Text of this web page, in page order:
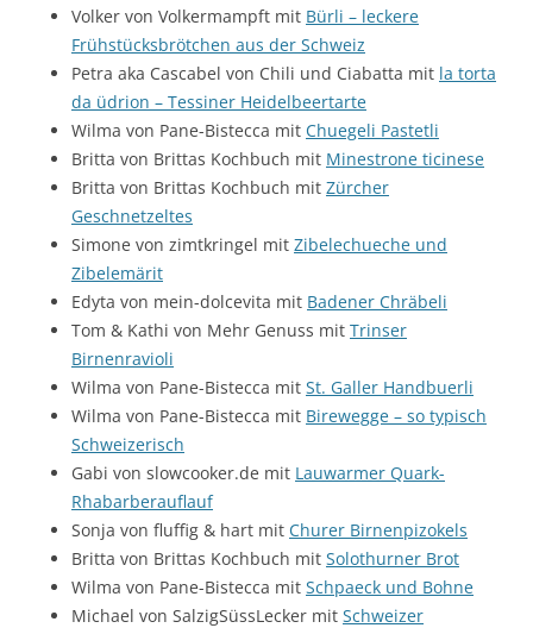
Volker von Volkermampft mit Bürli – leckere
Frühstücksbrötchen aus der Schweiz
Petra aka Cascabel von Chili und Ciabatta mit la torta
da üdrion – Tessiner Heidelbeertarte
Wilma von Pane-Bistecca mit Chuegeli Pastetli
Britta von Brittas Kochbuch mit Minestrone ticinese
Britta von Brittas Kochbuch mit Zürcher
Geschnetzeltes
Simone von zimtkringel mit Zibelechueche und
Zibelemärit
Edyta von mein-dolcevita mit Badener Chräbeli
Tom & Kathi von Mehr Genuss mit Trinser
Birnenravioli
Wilma von Pane-Bistecca mit St. Galler Handbuerli
Wilma von Pane-Bistecca mit Birewegge – so typisch
Schweizerisch
Gabi von slowcooker.de mit Lauwarmer Quark-
Rhabarberauflauf
Sonja von fluffig & hart mit Churer Birnenpizokels
Britta von Brittas Kochbuch mit Solothurner Brot
Wilma von Pane-Bistecca mit Schpaeck und Bohne
Michael von SalzigSüssLecker mit Schweizer